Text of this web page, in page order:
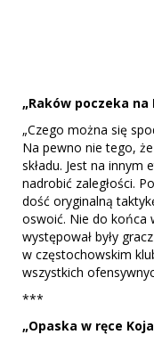
„Raków poczeka na
„Czego można się
Na pewno nie tego,
składu. Jest na
nadrobić zaległości.
dość oryginalną
oswoić. Nie do końca
występował były
w częstochowskim
wszystkich
***
„Opaska w ręce